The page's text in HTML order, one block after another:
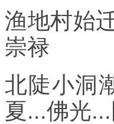
渔地村始
崇禄
北陡小洞
夏...佛光...